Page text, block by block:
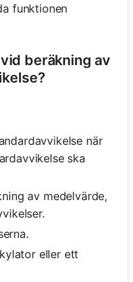
funktionen
beräkning av
när
ska
av medelvärde,
eller ett